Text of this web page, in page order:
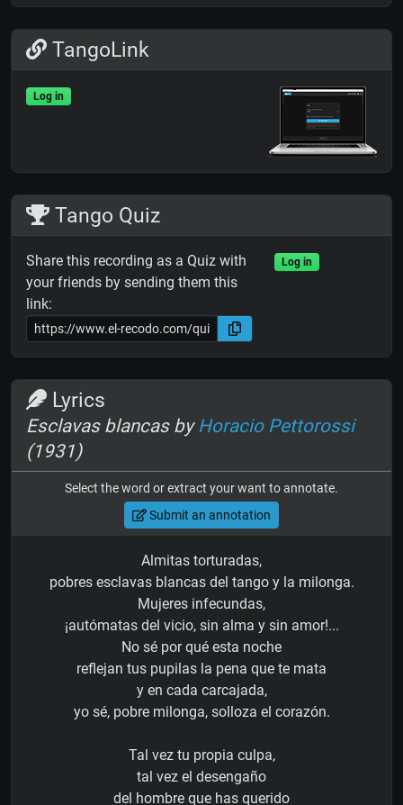
TangoLink
Log in
Tango Quiz
Share this recording as a Quiz with
your friends by sending them this
link:
Log in
Lyrics
Esclavas blancas byHoracio Pettorossi
(1931)
Select the word or extract your want to annotate.
Submit an annotation
Almitas torturadas,
pobres esclavas blancas del tango y la milonga.
Mujeres infecundas,
¡autómatas del vicio, sin alma y sin amor!...
No sé por qué esta noche
reflejan tus pupilas la pena que te mata
y en cada carcajada,
yo sé, pobre milonga, solloza el corazón.
Tal vez tu propia culpa,
tal vez el desengaño
del hombre que has querido